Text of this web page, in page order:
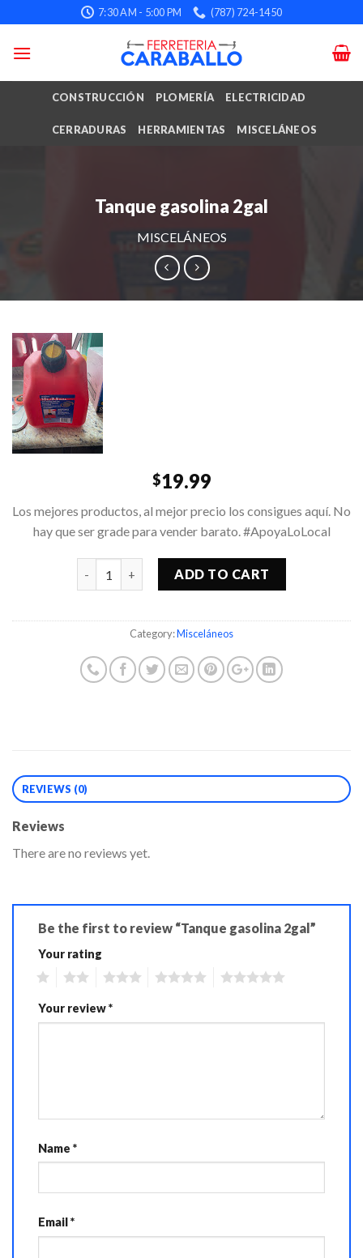
to
content
7:30 AM - 5:00 PM (787) 724-1450
CONSTRUCCIÓN PLOMERÍA ELECTRICIDAD
CERRADURAS HERRAMIENTAS MISCELÁNEOS
Tanque gasolina 2gal
MISCELÁNEOS
$19.99
Los mejores productos, al mejor precio los consigues aquí. No
hay que ser grade para vender barato. #ApoyaLoLocal
ADD TO CART
Category:Misceláneos
REVIEWS (0)
Reviews
There are no reviews yet.
Be the first to review “Tanque gasolina 2gal”
Your rating
Your review*
Name *
Email*